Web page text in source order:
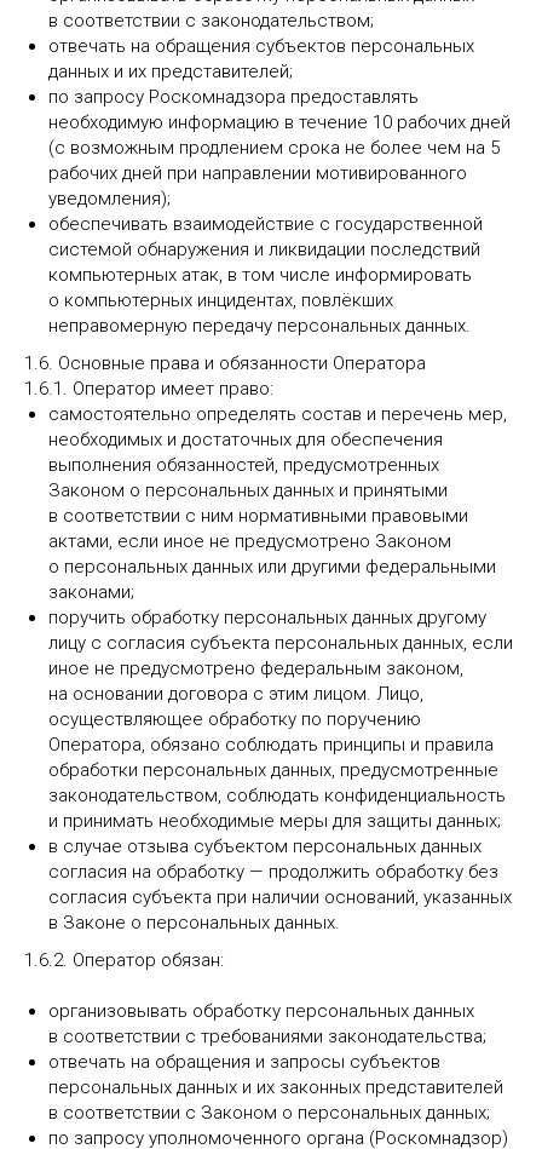
в соответствии с законодательством;
отвечать на обращения субъектов персональных
данных и их представителей;
по запросу Роскомнадзора предоставлять
необходимую информацию в течение 10 рабочих дней
(с возможным продлением срока не более чем на 5
рабочих дней при направлении мотивированного
уведомления);
обеспечивать взаимодействие с государственной
системой обнаружения и ликвидации последствий
компьютерных атак, в том числе информировать
о компьютерных инцидентах, повлёкших
неправомерную передачу персональных данных.
1.6. Основные права и обязанности Оператора
1.6.1. Оператор имеет право:
самостоятельно определять состав и перечень мер,
необходимых и достаточных для обеспечения
выполнения обязанностей, предусмотренных
Законом о персональных данных и принятыми
в соответствии с ним нормативными правовыми
актами, если иное не предусмотрено Законом
о персональных данных или другими федеральными
законами;
поручить обработку персональных данных другому
лицу с согласия субъекта персональных данных, если
иное не предусмотрено федеральным законом,
на основании договора с этим лицом. Лицо,
осуществляющее обработку по поручению
Оператора, обязано соблюдать принципы и правила
обработки персональных данных, предусмотренные
законодательством, соблюдать конфиденциальность
и принимать необходимые меры для защиты данных;
в случае отзыва субъектом персональных данных
согласия на обработку — продолжить обработку без
согласия субъекта при наличии оснований, указанных
в Законе о персональных данных.
1.6.2. Оператор обязан:
организовывать обработку персональных данных
в соответствии с требованиями законодательства;
отвечать на обращения и запросы субъектов
персональных данных и их законных представителей
в соответствии с Законом о персональных данных;
по запросу уполномоченного органа (Роскомнадзор)